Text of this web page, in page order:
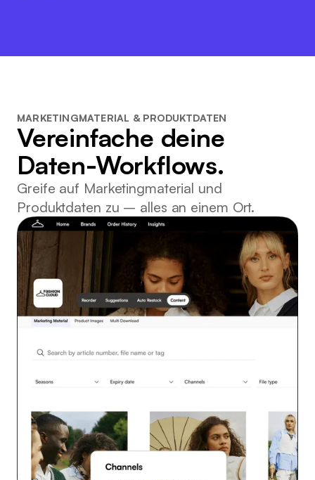
MARKETINGMATERIAL & PRODUKTDATEN
Vereinfache deine
Daten-Workflows.
Greife auf Marketingmaterial und
Produktdaten zu – alles an einem Ort.